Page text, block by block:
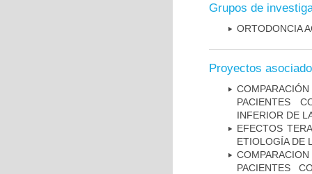
Grupos de
ORTODONCIA
Proyectos
PACIENTES
INFERIOR DE
EFECTOS
ETIOLOGÍA DE
PACIENTES